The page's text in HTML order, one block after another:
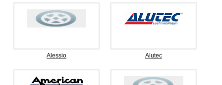
Alessio Alutec